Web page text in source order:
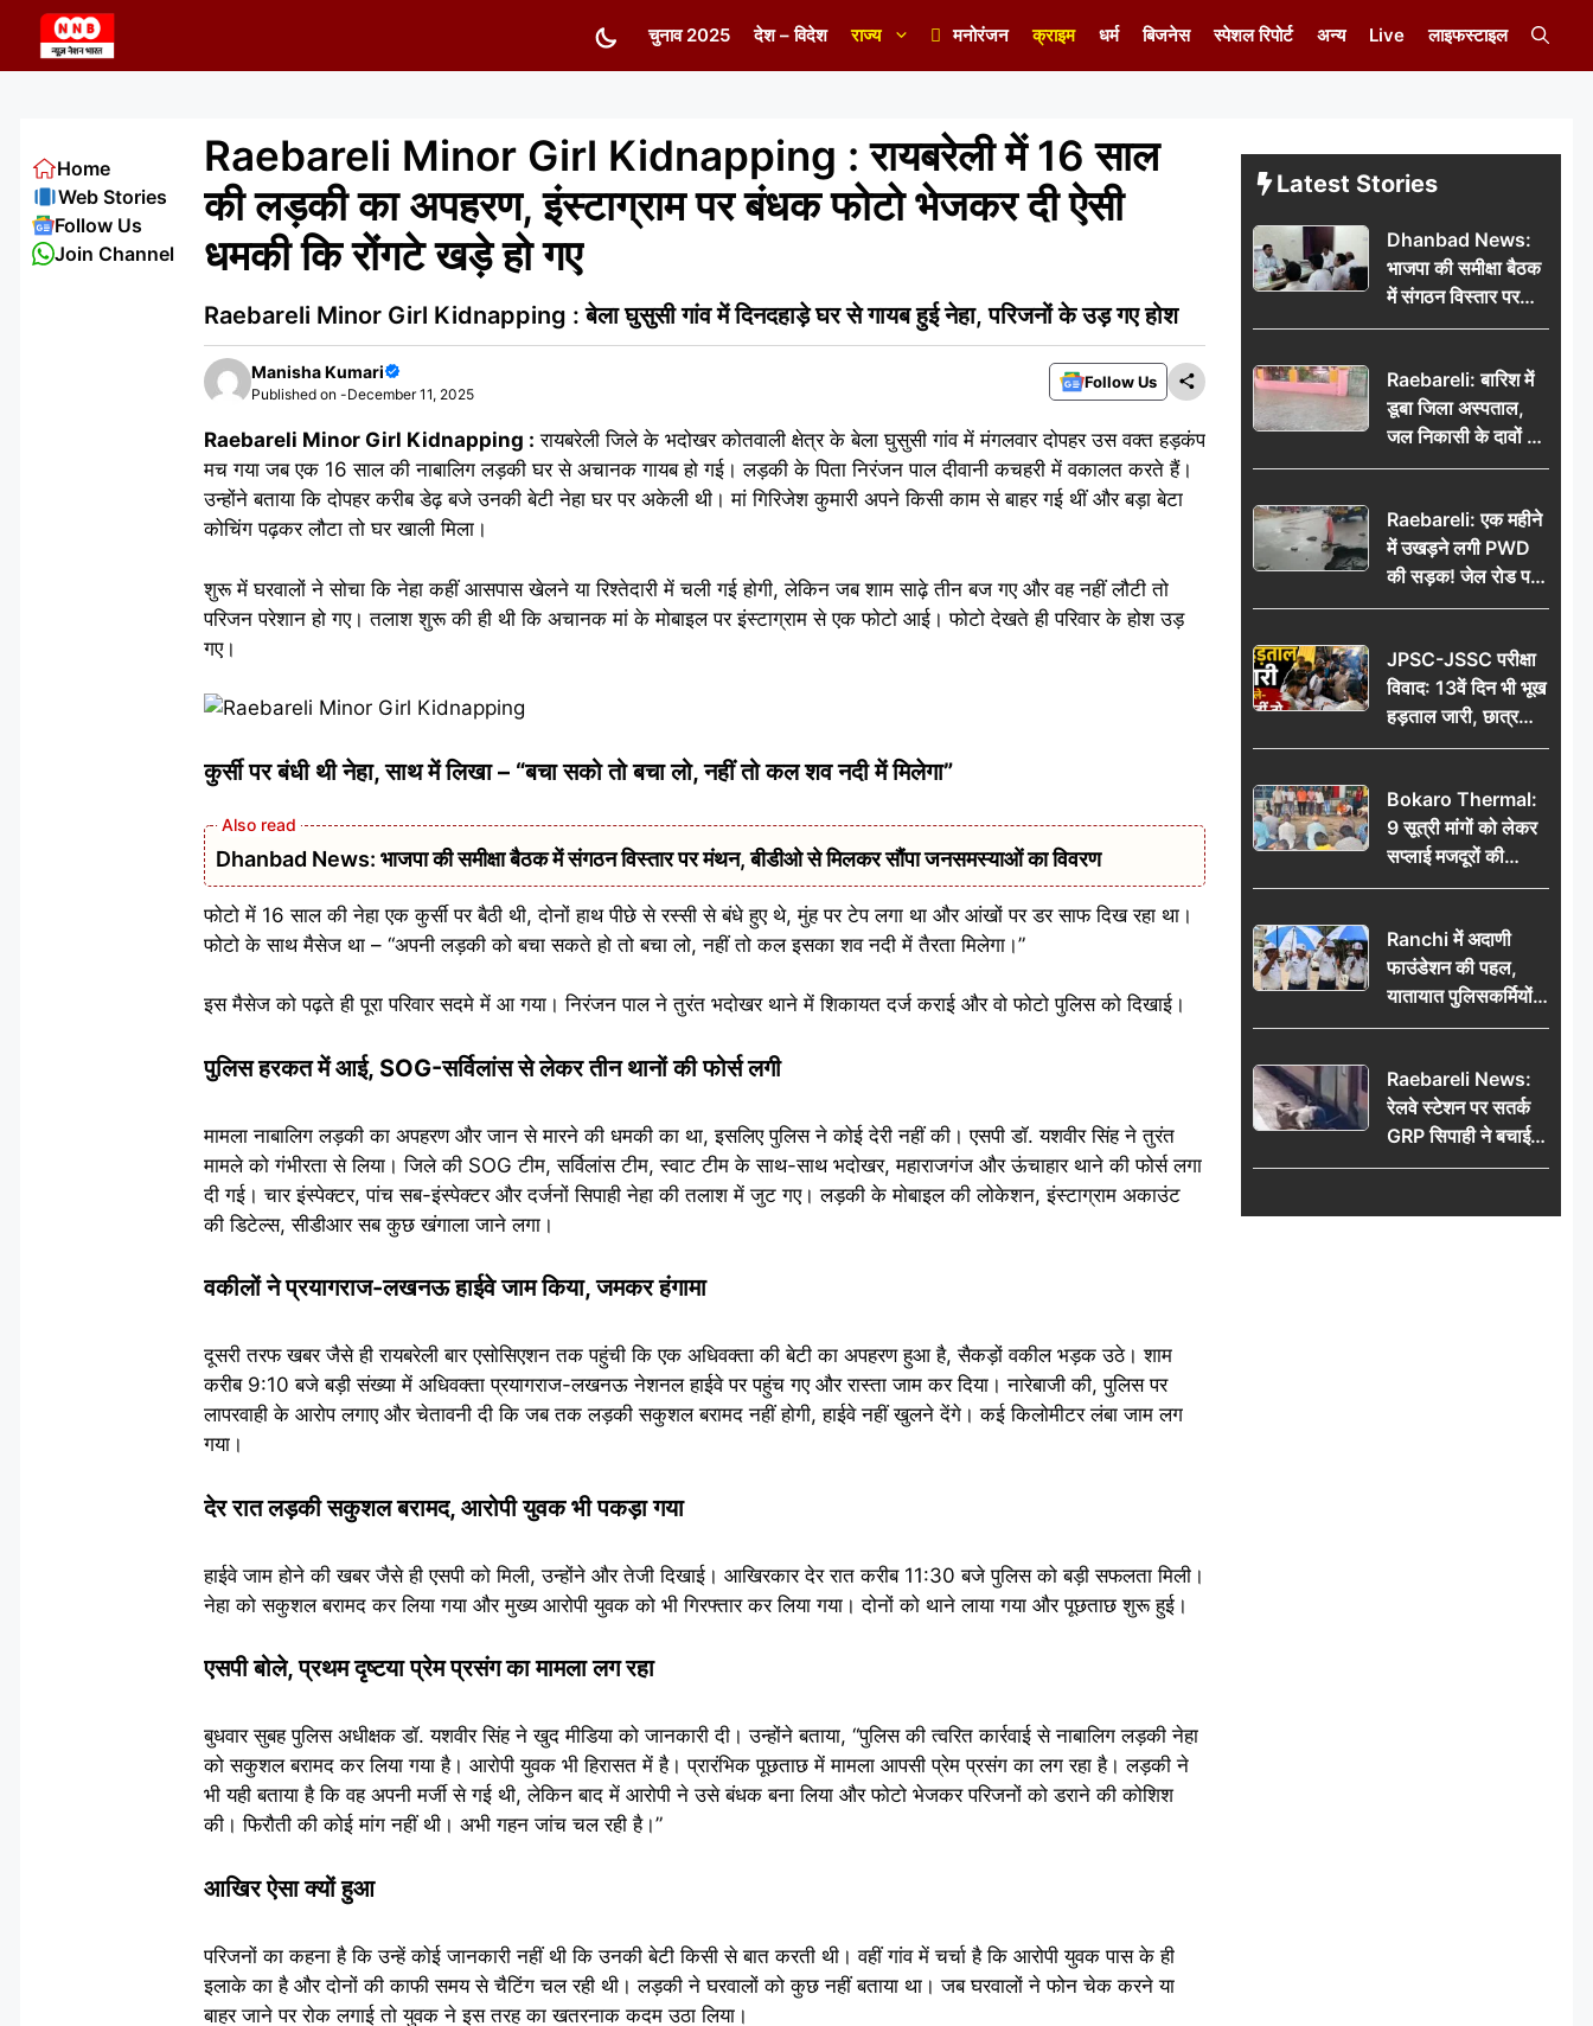
content
चुनाव 2025 देश – विदेश राज्य मनोरंजन क्राइम धर्म बिजनेस स्पेशल रिपोर्ट अन्य Live लाइफस्टाइल
Raebareli Minor Girl Kidnapping : रायबरेली में 16 साल
की लड़की का अपहरण, इंस्टाग्राम पर बंधक फोटो भेजकर दी ऐसी
धमकी कि रोंगटे खड़े हो गए
Raebareli Minor Girl Kidnapping : बेला घुसुसी गांव में दिनदहाड़े घर से गायब हुई नेहा, परिजनों के उड़ गए होश
Manisha Kumari
Published on -December 11, 2025
Follow Us
Raebareli Minor Girl Kidnapping : रायबरेली जिले के भदोखर कोतवाली क्षेत्र के बेला घुसुसी गांव में मंगलवार दोपहर उस वक्त हड़कंप
मच गया जब एक 16 साल की नाबालिग लड़की घर से अचानक गायब हो गई। लड़की के पिता निरंजन पाल दीवानी कचहरी में वकालत करते हैं।
उन्होंने बताया कि दोपहर करीब डेढ़ बजे उनकी बेटी नेहा घर पर अकेली थी। मां गिरिजेश कुमारी अपने किसी काम से बाहर गई थीं और बड़ा बेटा
कोचिंग पढ़कर लौटा तो घर खाली मिला।
शुरू में घरवालों ने सोचा कि नेहा कहीं आसपास खेलने या रिश्तेदारी में चली गई होगी, लेकिन जब शाम साढ़े तीन बज गए और वह नहीं लौटी तो
परिजन परेशान हो गए। तलाश शुरू की ही थी कि अचानक मां के मोबाइल पर इंस्टाग्राम से एक फोटो आई। फोटो देखते ही परिवार के होश उड़
गए।
कुर्सी पर बंधी थी नेहा, साथ में लिखा – “बचा सको तो बचा लो, नहीं तो कल शव नदी में मिलेगा”
Dhanbad News: भाजपा की समीक्षा बैठक में संगठन विस्तार पर मंथन, बीडीओ से मिलकर सौंपा जनसमस्याओं का विवरण
फोटो में 16 साल की नेहा एक कुर्सी पर बैठी थी, दोनों हाथ पीछे से रस्सी से बंधे हुए थे, मुंह पर टेप लगा था और आंखों पर डर साफ दिख रहा था।
फोटो के साथ मैसेज था – “अपनी लड़की को बचा सकते हो तो बचा लो, नहीं तो कल इसका शव नदी में तैरता मिलेगा।”
इस मैसेज को पढ़ते ही पूरा परिवार सदमे में आ गया। निरंजन पाल ने तुरंत भदोखर थाने में शिकायत दर्ज कराई और वो फोटो पुलिस को दिखाई।
पुलिस हरकत में आई, SOG-सर्विलांस से लेकर तीन थानों की फोर्स लगी
मामला नाबालिग लड़की का अपहरण और जान से मारने की धमकी का था, इसलिए पुलिस ने कोई देरी नहीं की। एसपी डॉ. यशवीर सिंह ने तुरंत
मामले को गंभीरता से लिया। जिले की SOG टीम, सर्विलांस टीम, स्वाट टीम के साथ-साथ भदोखर, महाराजगंज और ऊंचाहार थाने की फोर्स लगा
दी गई। चार इंस्पेक्टर, पांच सब-इंस्पेक्टर और दर्जनों सिपाही नेहा की तलाश में जुट गए। लड़की के मोबाइल की लोकेशन, इंस्टाग्राम अकाउंट
की डिटेल्स, सीडीआर सब कुछ खंगाला जाने लगा।
वकीलों ने प्रयागराज-लखनऊ हाईवे जाम किया, जमकर हंगामा
दूसरी तरफ खबर जैसे ही रायबरेली बार एसोसिएशन तक पहुंची कि एक अधिवक्ता की बेटी का अपहरण हुआ है, सैकड़ों वकील भड़क उठे। शाम
करीब 9:10 बजे बड़ी संख्या में अधिवक्ता प्रयागराज-लखनऊ नेशनल हाईवे पर पहुंच गए और रास्ता जाम कर दिया। नारेबाजी की, पुलिस पर
लापरवाही के आरोप लगाए और चेतावनी दी कि जब तक लड़की सकुशल बरामद नहीं होगी, हाईवे नहीं खुलने देंगे। कई किलोमीटर लंबा जाम लग
गया।
देर रात लड़की सकुशल बरामद, आरोपी युवक भी पकड़ा गया
हाईवे जाम होने की खबर जैसे ही एसपी को मिली, उन्होंने और तेजी दिखाई। आखिरकार देर रात करीब 11:30 बजे पुलिस को बड़ी सफलता मिली।
नेहा को सकुशल बरामद कर लिया गया और मुख्य आरोपी युवक को भी गिरफ्तार कर लिया गया। दोनों को थाने लाया गया और पूछताछ शुरू हुई।
एसपी बोले, प्रथम दृष्टया प्रेम प्रसंग का मामला लग रहा
बुधवार सुबह पुलिस अधीक्षक डॉ. यशवीर सिंह ने खुद मीडिया को जानकारी दी। उन्होंने बताया, “पुलिस की त्वरित कार्रवाई से नाबालिग लड़की नेहा
को सकुशल बरामद कर लिया गया है। आरोपी युवक भी हिरासत में है। प्रारंभिक पूछताछ में मामला आपसी प्रेम प्रसंग का लग रहा है। लड़की ने
भी यही बताया है कि वह अपनी मर्जी से गई थी, लेकिन बाद में आरोपी ने उसे बंधक बना लिया और फोटो भेजकर परिजनों को डराने की कोशिश
की। फिरौती की कोई मांग नहीं थी। अभी गहन जांच चल रही है।”
आखिर ऐसा क्यों हुआ
परिजनों का कहना है कि उन्हें कोई जानकारी नहीं थी कि उनकी बेटी किसी से बात करती थी। वहीं गांव में चर्चा है कि आरोपी युवक पास के ही
इलाके का है और दोनों की काफी समय से चैटिंग चल रही थी। लड़की ने घरवालों को कुछ नहीं बताया था। जब घरवालों ने फोन चेक करने या
बाहर जाने पर रोक लगाई तो युवक ने इस तरह का खतरनाक कदम उठा लिया।
Home
Web Stories
Follow Us
Join Channel
Latest Stories
Dhanbad News:
भाजपा की समीक्षा बैठक
में संगठन विस्तार पर
मंथन, बीडीओ से
जनसमस्याओं का विवरण
Raebareli: बारिश में
डूबा जिला अस्पताल,
जल निकासी के दावों की
खुली पोल
Raebareli: एक महीने
में उखड़ने लगी PWD
की सड़क! जेल रोड पर
गड्ढे ने खोली निर्माण
की उठी मांग
JPSC-JSSC परीक्षा
विवाद: 13वें दिन भी भूख
हड़ताल जारी, छात्र
बोले- जांच नहीं तो
Bokaro Thermal:
9 सूत्री मांगों को लेकर
सप्लाई मजदूरों की
हुंकार, 12 अगस्त के
Ranchi में अदाणी
फाउंडेशन की पहल,
यातायात पुलिसकर्मियों
को वितरित किए गए छाते
Raebareli News:
रेलवे स्टेशन पर सतर्क
GRP सिपाही ने बचाई
महिला की जान, चलती
हादसा टला; घटना